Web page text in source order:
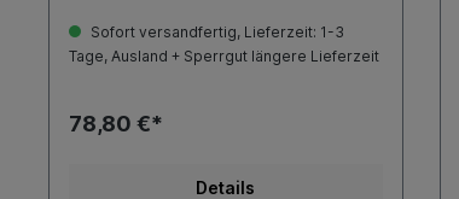
Sofort versandfertig, Lieferzeit: 1-3
Tage, Ausland + Sperrgut längere Lieferzeit
78,80 €*
Details